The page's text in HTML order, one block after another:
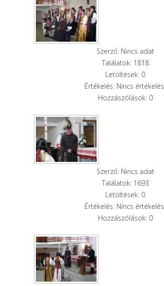
Szerző: Nincs adat
Találatok: 1818
Letöltések: 0
Értékelés: Nincs értékelés
Hozzászólások: 0
Szerző: Nincs adat
Találatok: 1693
Letöltések: 0
Értékelés: Nincs értékelés
Hozzászólások: 0